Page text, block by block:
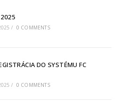
/ 0 COMMENTS
DO SYSTÉMU FC
/ 0 COMMENTS